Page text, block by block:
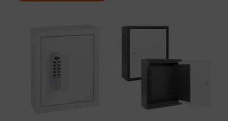
Cenovni
od
114.90€
419.90€
Ta